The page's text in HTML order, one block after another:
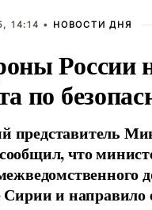
14:14 • НОВОСТИ ДНЯ
России
по
что
Сирии и